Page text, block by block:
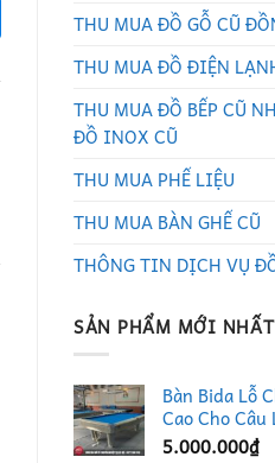
THU MUA ĐỒ GỖ CŨ
THU MUA ĐỒ ĐIỆN
THU MUA ĐỒ BẾP CŨ
ĐỒ INOX CŨ
THU MUA PHẾ LIỆU
THU MUA BÀN GHẾ CŨ
THÔNG TIN DỊCH VỤ
SẢN PHẨM MỚI NHẤT
Bàn Bida Lỗ
Cao Cho Câu
5.000.000₫